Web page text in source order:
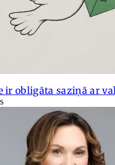
ir obligāta saziņā ar